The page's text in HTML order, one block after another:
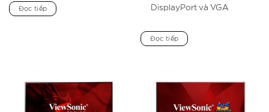
Đọc tiếp
DisplayPort và VGA
Đọc tiếp